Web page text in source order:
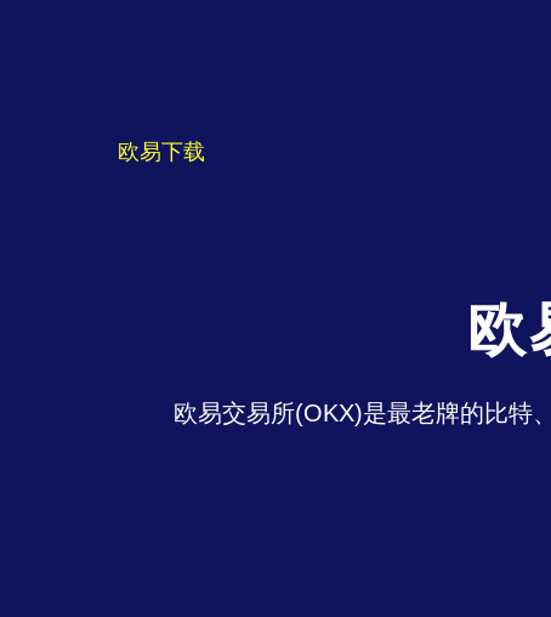
欧易下载
欧易交易所(OKX)是最老牌的比特